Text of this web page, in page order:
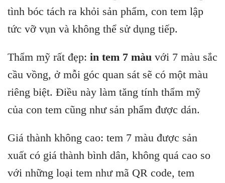
tình bóc tách ra khỏi sản phẩm, con tem lập
tức vỡ vụn và không thể sử dụng tiếp.
Thẩm mỹ rất đẹp: in tem 7 màu với 7 màu sắc
cầu vồng, ở mỗi góc quan sát sẽ có một màu
riêng biệt. Điều này làm tăng tính thẩm mỹ
của con tem cũng như sản phẩm được dán.
Giá thành không cao: tem 7 màu được sản
xuất có giá thành bình dân, không quá cao so
với những loại tem như mã QR code, tem